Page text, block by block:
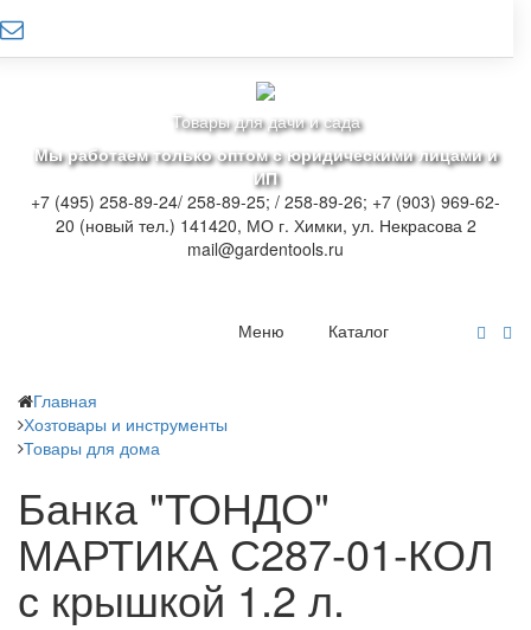
Товары для дачи и сада
Мы работаем только оптом с юридическими лицами и
ИП
+7 (495) 258-89-24/ 258-89-25; / 258-89-26; +7 (903) 969-62-
20 (новый тел.) 141420, МО г. Химки, ул. Некрасова 2
mail@gardentools.ru
Каталог
Меню
Главная
Хозтовары и инструменты
Товары для дома
Банка "ТОНДО"
МАРТИКА С287-01-КОЛ
с крышкой 1.2 л.